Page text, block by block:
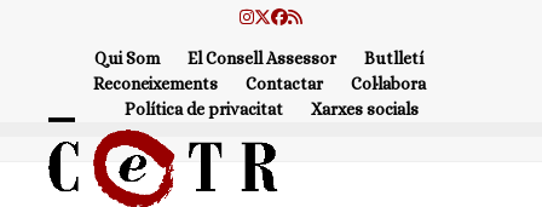
Instagram
Twitter
Facebook
RSS
Qui Som El Consell Assessor
Butlletí
Reconeixements
Contactar
Col·labora
Política de privacitat
Xarxes socials
Open
mobile
Close
mobile